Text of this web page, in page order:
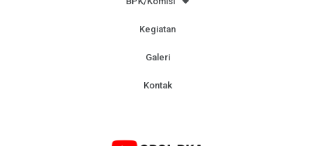
Kegiatan
Galeri
Kontak